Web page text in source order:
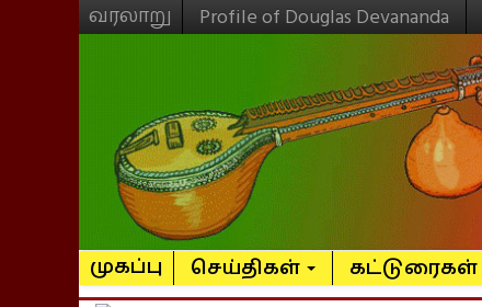
வரலாறு Profile of Douglas Devananda
முகப்பு செய்திகள் கட்டுரைகள்